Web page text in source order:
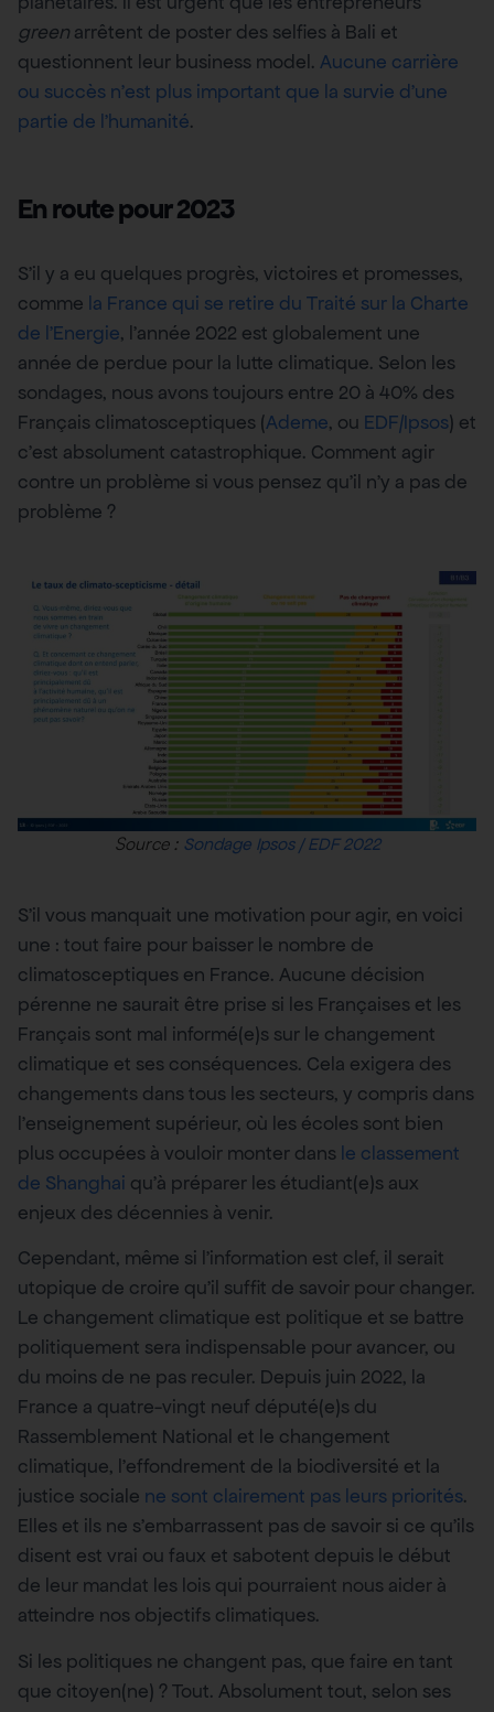
green arrêtent de poster des selfies à Bali et
questionnent leur business model. Aucune carrière
ou succès n’est plus important que la survie d’une
partie de l’humanité.
En route pour 2023
S’il y a eu quelques progrès, victoires et promesses,
comme la France qui se retire du Traité sur la Charte
de l’Energie, l’année 2022 est globalement une
année de perdue pour la lutte climatique. Selon les
sondages, nous avons toujours entre 20 à 40% des
Français climatosceptiques (Ademe, ou EDF/Ipsos) et
c’est absolument catastrophique. Comment agir
contre un problème si vous pensez qu’il n’y a pas de
problème ?
Source : Sondage Ipsos / EDF 2022
S’il vous manquait une motivation pour agir, en voici
une : tout faire pour baisser le nombre de
climatosceptiques en France. Aucune décision
pérenne ne saurait être prise si les Françaises et les
Français sont mal informé(e)s sur le changement
climatique et ses conséquences. Cela exigera des
changements dans tous les secteurs, y compris dans
l’enseignement supérieur, où les écoles sont bien
plus occupées à vouloir monter dans le classement
de Shanghai qu’à préparer les étudiant(e)s aux
enjeux des décennies à venir.
Cependant, même si l’information est clef, il serait
utopique de croire qu’il suffit de savoir pour changer.
Le changement climatique est politique et se battre
politiquement sera indispensable pour avancer, ou
du moins de ne pas reculer. Depuis juin 2022, la
France a quatre-vingt neuf député(e)s du
Rassemblement National et le changement
climatique, l’effondrement de la biodiversité et la
justice sociale ne sont clairement pas leurs priorités.
Elles et ils ne s’embarrassent pas de savoir si ce qu’ils
disent est vrai ou faux et sabotent depuis le début
de leur mandat les lois qui pourraient nous aider à
atteindre nos objectifs climatiques.
Si les politiques ne changent pas, que faire en tant
que citoyen(ne) ? Tout. Absolument tout, selon ses